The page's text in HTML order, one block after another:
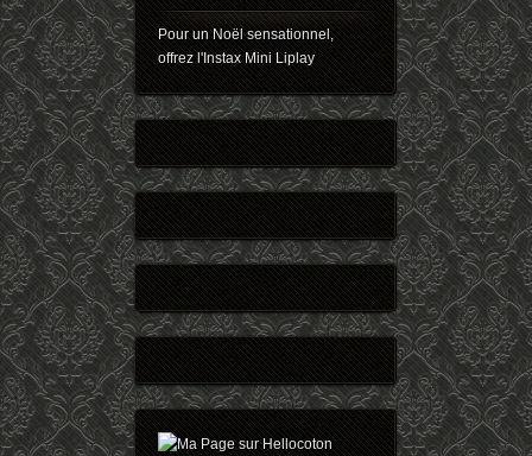
Pour un Noël sensationnel,
offrez l'Instax Mini Liplay